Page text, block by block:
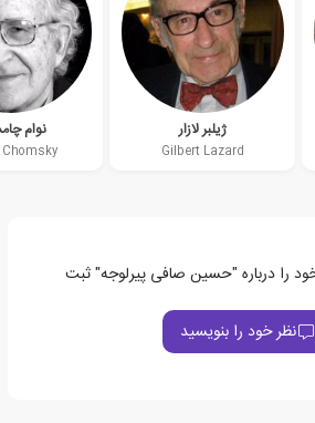
ژیلبر لازار
Gilbert Lazard
نوام
را درباره "حسین صافی پیرلوجه" ثبت
نظر خود را بنویسید